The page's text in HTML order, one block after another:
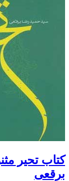
کتاب تحیر
برقعی